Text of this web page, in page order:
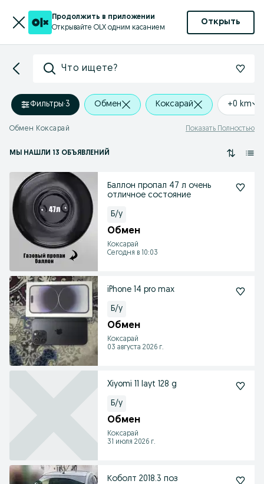
Продолжить в приложении
Открывайте OLX одним касанием
Открыть
Что ищете?
Фильтры·3 Обмен Коксарай +0 km
Обмен Коксарай Показать Полностью
МЫ НАШЛИ 13 ОБЪЯВЛЕНИЙ
Баллон пропал 47 л очень
отличное состояние
Б/у
Обмен
Коксарай
Сегодня в 10:03
iPhone 14 pro max
Б/у
Обмен
Коксарай
03 августа 2026 г.
Xiyomi 11 layt 128 g
Б/у
Обмен
Коксарай
31 июля 2026 г.
Коболт 2018.3 поз